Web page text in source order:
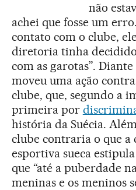
não
achei que fosse um
contato com o clube,
diretoria tinha
com as garotas”.
moveu uma ação
clube, que, segundo a
primeira por
história da Suécia.
clube contraria o que a
esportiva sueca
que “até a puberdade
meninas e os meninos